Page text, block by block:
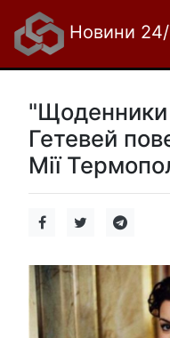
Новини
Гетевей
Мії